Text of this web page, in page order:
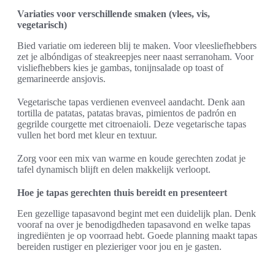
Variaties voor verschillende smaken (vlees, vis,
vegetarisch)
Bied variatie om iedereen blij te maken. Voor vleesliefhebbers
zet je albóndigas of steakreepjes neer naast serranoham. Voor
visliefhebbers kies je gambas, tonijnsalade op toast of
gemarineerde ansjovis.
Vegetarische tapas verdienen evenveel aandacht. Denk aan
tortilla de patatas, patatas bravas, pimientos de padrón en
gegrilde courgette met citroenaioli. Deze vegetarische tapas
vullen het bord met kleur en textuur.
Zorg voor een mix van warme en koude gerechten zodat je
tafel dynamisch blijft en delen makkelijk verloopt.
Hoe je tapas gerechten thuis bereidt en presenteert
Een gezellige tapasavond begint met een duidelijk plan. Denk
vooraf na over je benodigdheden tapasavond en welke tapas
ingrediënten je op voorraad hebt. Goede planning maakt tapas
bereiden rustiger en plezieriger voor jou en je gasten.